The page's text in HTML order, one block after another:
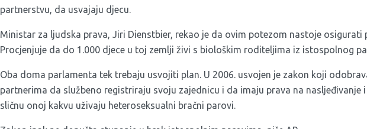
partnerstvu, da usvajaju djecu.
Ministar za ljudska prava, Jiri Dienstbier, rekao je da ovim potezom nastoje osigurati
Procjenjuje da do 1.000 djece u toj zemlji živi s biološkim roditeljima iz istospolnog
Oba doma parlamenta tek trebaju usvojiti plan. U 2006. usvojen je zakon koji
partnerima da službeno registriraju svoju zajednicu i da imaju prava na nasljeđivanje
sličnu onoj kakvu uživaju heteroseksualni bračni parovi.